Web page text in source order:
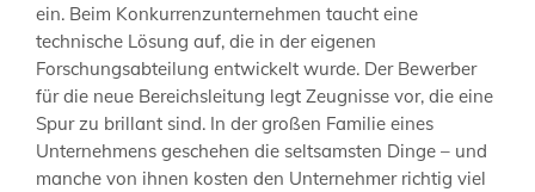
ein. Beim Konkurrenzunternehmen taucht eine
technische Lösung auf, die in der eigenen
Forschungsabteilung entwickelt wurde. Der Bewerber
für die neue Bereichsleitung legt Zeugnisse vor, die eine
Spur zu brillant sind. In der großen Familie eines
Unternehmens geschehen die seltsamsten Dinge – und
manche von ihnen kosten den Unternehmer richtig viel